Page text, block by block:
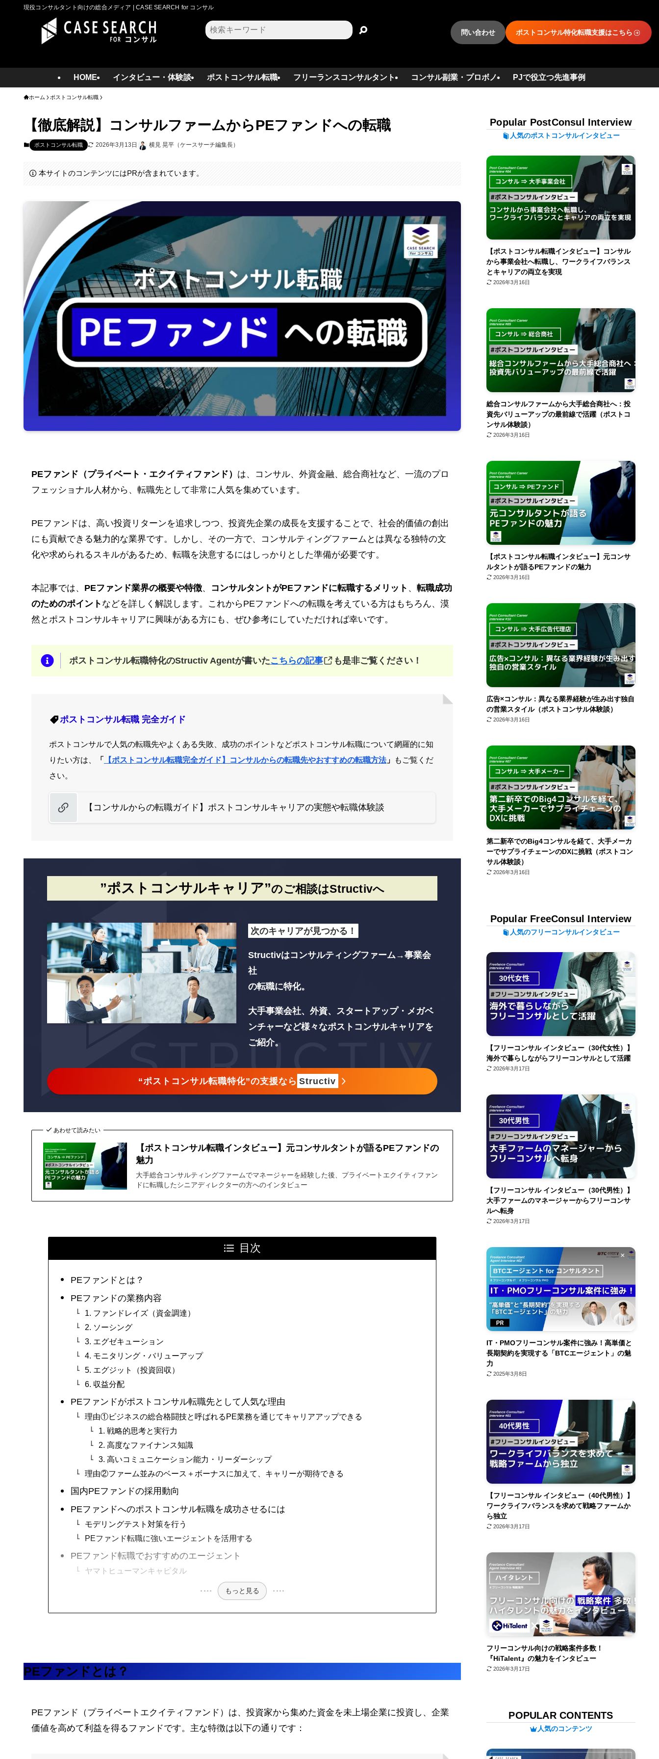
現役コンサルタント向けの総合メディア | CASE SEARCH for コンサル
HOME インタビュー・体験談 ポストコンサル転職 フリーランスコンサルタント コンサル副業・プロボノ PJで役立つ先進事例
検
索
問い合わせ ポストコンサル特化転職支援はこちら
ホーム ポストコンサル転職
【徹底解説】コンサルファームからPEファンドへの転職
ポストコンサル転職 2026年3月13日 横見 晃平（ケースサーチ編集長）
本サイトのコンテンツにはPRが含まれています。
PEファンド（プライベート・エクイティファンド） は、コンサル、外資金融、総合商社など、一流のプロ
フェッショナル人材から、転職先として非常に人気を集めています。
PEファンドは、高い投資リターンを追求しつつ、投資先企業の成長を支援することで、社会的価値の創出
にも貢献できる魅力的な業界です。しかし、その一方で、コンサルティングファームとは異なる独特の文
化や求められるスキルがあるため、転職を決意するにはしっかりとした準備が必要です。
本記事では、 PEファンド業界の概要や特徴、 コンサルタントがPEファンドに転職するメリット 、 転職成功
のためのポイント などを詳しく解説します。これからPEファンドへの転職を考えている方はもちろん、漠
然とポストコンサルキャリアに興味がある方にも、ぜひ参考にしていただければ幸いです。
ポストコンサル転職特化のStructiv Agentが書いたこちらの記事 も是非ご覧ください！
ポストコンサル転職 完全ガイド
ポストコンサルで人気の転職先やよくある失敗、成功のポイントなどポストコンサル転職について網羅的に知
りたい方は、
「 【ポストコンサル転職完全ガイド】コンサルからの転職先やおすすめの転職方法」
もご覧くだ
さい。
【コンサルからの転職ガイド】ポストコンサルキャリアの実態や転職体験談
”ポストコンサルキャリア”のご相談はStructivへ
次のキャリアが見つかる！
Structivはコンサルティングファーム→事業会
社
の転職に特化。
大手事業会社、外資、スタートアップ・メガベ
ンチャーなど様々なポストコンサルキャリアを
ご紹介。
“ポストコンサル転職特化”の支援なら Structiv
あわせて読みたい
【ポストコンサル転職インタビュー】元コンサルタントが語るPEファンドの
魅力
大手総合コンサルティングファームでマネージャーを経験した後、プライベートエクイティファン
ドに転職したシニアディレクターの方へのインタビュー
目次
PEファンドとは？
PEファンドの業務内容
1. ファンドレイズ（資金調達）
2. ソーシング
3. エグゼキューション
4. モニタリング・バリューアップ
5. エグジット（投資回収）
6. 収益分配
PEファンドがポストコンサル転職先として人気な理由
理由①ビジネスの総合格闘技と呼ばれるPE業務を通じてキャリアアップできる
1. 戦略的思考と実行力
2. 高度なファイナンス知識
3. 高いコミュニケーション能力・リーダーシップ
理由②ファーム並みのベース＋ボーナスに加えて、キャリーが期待できる
国内PEファンドの採用動向
PEファンドへのポストコンサル転職を成功させるには
モデリングテスト対策を行う
PEファンド転職に強いエージェントを活用する
PEファンド転職でおすすめのエージェント
ヤマトヒューマンキャピタル
もっと見る
PEファンドとは？
PEファンド（プライベートエクイティファンド）は、投資家から集めた資金を未上場企業に投資し、企業
価値を高めて利益を得るファンドです。主な特徴は以下の通りです：
Popular PostConsul Interview
人気のポストコンサルインタビュー
【ポストコンサル転職インタビュー】コンサル
から事業会社へ転職し、ワークライフバランス
とキャリアの両立を実現
2026年3月16日
総合コンサルファームから大手総合商社へ：投
資先バリューアップの最前線で活躍（ポストコ
ンサル体験談）
2026年3月16日
【ポストコンサル転職インタビュー】元コンサ
ルタントが語るPEファンドの魅力
2026年3月16日
広告×コンサル：異なる業界経験が生み出す独自
の営業スタイル（ポストコンサル体験談）
2026年3月16日
第二新卒でのBig4コンサルを経て、大手メーカ
ーでサプライチェーンのDXに挑戦（ポストコン
サル体験談）
2026年3月16日
Popular FreeConsul Interview
人気のフリーコンサルインタビュー
【フリーコンサル インタビュー（30代女性）】
海外で暮らしながらフリーコンサルとして活躍
2026年3月17日
【フリーコンサル インタビュー（30代男性）】
大手ファームのマネージャーからフリーコンサ
ルへ転身
2026年3月17日
IT・PMOフリーコンサル案件に強み！高単価と
長期契約を実現する「BTCエージェント」の魅
力
2025年3月8日
【フリーコンサル インタビュー（40代男性）】
ワークライフバランスを求めて戦略ファームか
ら独立
2026年3月17日
フリーコンサル向けの戦略案件多数！
『HiTalent』の魅力をインタビュー
2026年3月17日
POPULAR CONTENTS
人気のコンテンツ